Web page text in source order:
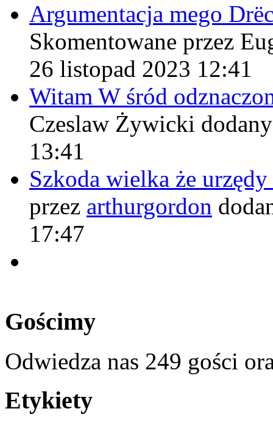
Argumentacja mego
Skomentowane przez
26 listopad 2023 12:41
Witam W śród
Czeslaw Żywicki
13:41
Szkoda wielka że
przez arthurgordon
17:47
Gościmy
Odwiedza nas 249 gości
Etykiety